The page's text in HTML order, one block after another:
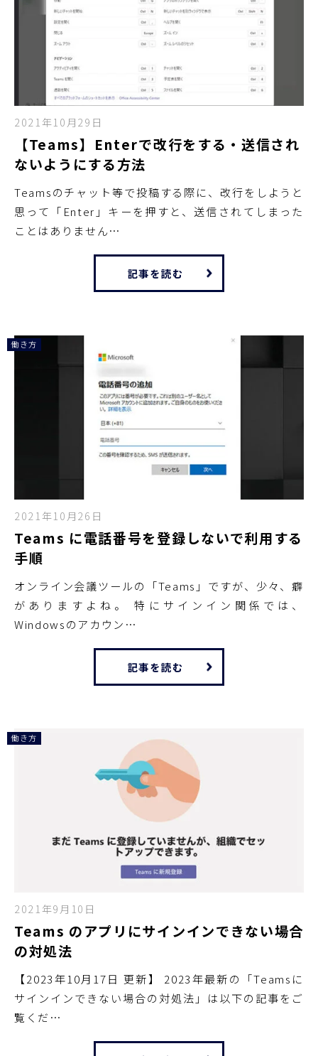
2021年10月29日
【Teams】Enterで改行をする・送信され
ないようにする方法
Teamsのチャット等で投稿する際に、改行をしようと
思って「Enter」キーを押すと、送信されてしまった
ことはありません…
記事を読む
働き方
2021年10月26日
Teams に電話番号を登録しないで利用する
手順
オンライン会議ツールの「Teams」ですが、少々、癖
がありますよね。 特にサインイン関係では、
Windowsのアカウン…
記事を読む
働き方
2021年9月10日
Teams のアプリにサインインできない場合
の対処法
【2023年10月17日 更新】 2023年最新の「Teamsに
サインインできない場合の対処法」は以下の記事をご
覧くだ…